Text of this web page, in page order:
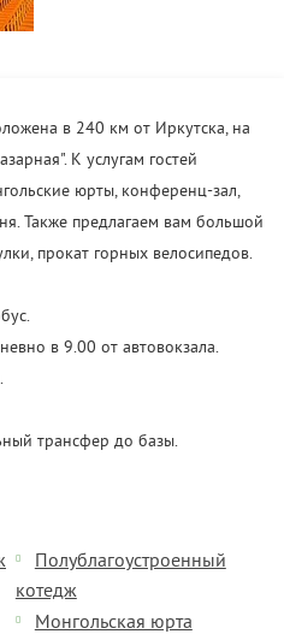
в 240 км от Иркутска, на
К услугам гостей
юрты, конференц-зал,
Также предлагаем вам большой
прокат горных велосипедов.
в 9.00 от автовокзала.
трансфер до базы.
Полублагоустроенный
котедж
Монгольская юрта